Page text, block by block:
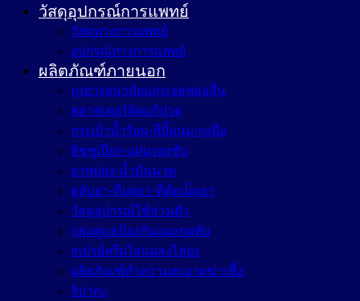
วัสดุอุปกรณ์การแพทย์
วัสดุทางการแพทย์
อุปกรณ์ทางการแพทย์
ผลิตภัณฑ์ภายนอก
ถุงยางอนามัยและเจลหล่อลื่น
พลาสเตอร์ติดแก้ปวด
กระเป๋าน้ำร้อน-ที่ปั๊มนม-ถุงมือ
ทิชชูเปียก-แผ่นรองซับ
ยาหม่อง-น้ำมันนวด
ตลับยา-ที่บดยา-ที่ตัดเม็ดยา
วัสดุอุปกรณ์ใช้ส่วนตัว
กลุ่มดูแลป้องกันแผลกดทับ
สเปรย์ครีมไล่แมลงไล่ยุง
ผลิตภัณฑ์ทำความสะอาดฆ่าเชื้อ
จิปาถะ